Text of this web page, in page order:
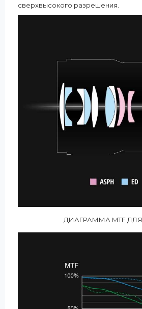
сверхвысокого разрешения.
ДИАГРАММА MTF ДЛЯ